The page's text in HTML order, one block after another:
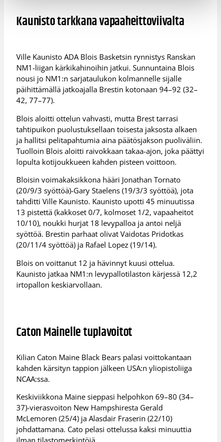
Kaunisto tarkkana vapaaheittoviivalta
Ville Kaunisto ADA Blois Basketsin rynnistys Ranskan
NM1-liigan kärkikahinoihin jatkui. Sunnuntaina Blois
nousi jo NM1:n sarjataulukon kolmannelle sijalle
päihittämällä jatkoajalla Brestin kotonaan 94–92 (32–
42, 77–77).
Blois aloitti ottelun vahvasti, mutta Brest tarrasi
tahtipuikon puolustuksellaan toisesta jaksosta alkaen
ja hallitsi pelitapahtumia aina päätösjakson puoliväliin.
Tuolloin Blois aloitti raivokkaan takaa-ajon, joka päättyi
lopulta kotijoukkueen kahden pisteen voittoon.
Bloisin voimakaksikkona hääri Jonathan Tornato
(20/9/3 syöttöä)-Gary Staelens (19/3/3 syöttöä), jota
tahditti Ville Kaunisto. Kaunisto upotti 45 minuutissa
13 pistettä (kakkoset 0/7, kolmoset 1/2, vapaaheitot
10/10), noukki hurjat 18 levypalloa ja antoi neljä
syöttöä. Brestin parhaat olivat Vaidotas Pridotkas
(20/11/4 syöttöä) ja Rafael Lopez (19/14).
Blois on voittanut 12 ja hävinnyt kuusi ottelua.
Kaunisto jatkaa NM1:n levypallotilaston kärjessä 12,2
irtopallon keskiarvollaan.
Caton Mainelle tuplavoitot
Kilian Caton Maine Black Bears palasi voittokantaan
kahden kärsityn tappion jälkeen USA:n yliopistoliiga
NCAA:ssa.
Keskiviikkona Maine sieppasi helpohkon 69–80 (34–
37)-vierasvoiton New Hampshiresta Gerald
McLemoren (25/4) ja Alasdair Fraserin (22/10)
johdattamana. Cato pelasi ottelussa kaksi minuuttia